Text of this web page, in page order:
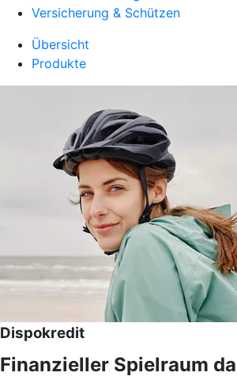
Versicherung & Schützen
Übersicht
Produkte
Dispokredit
Finanzieller Spielraum